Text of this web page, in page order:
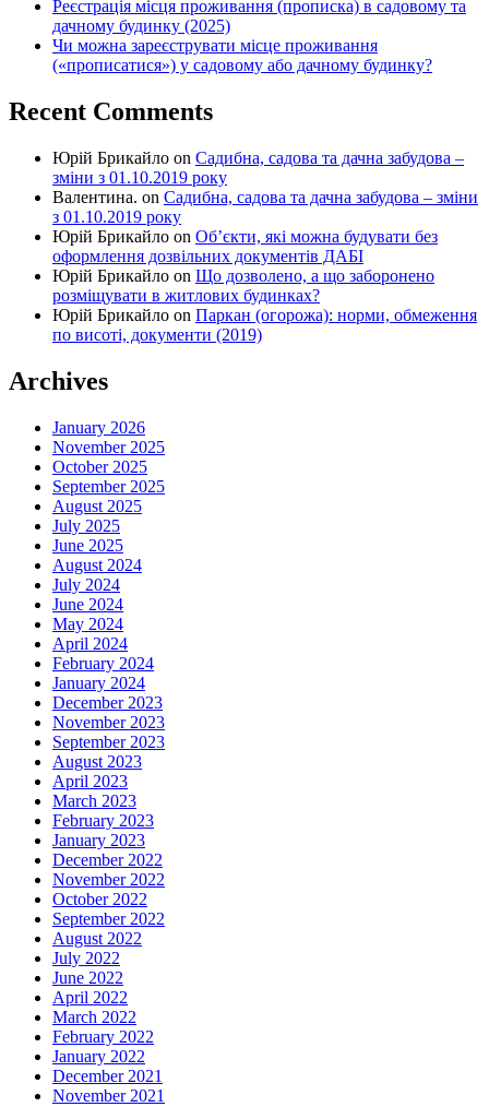
Реєстрація місця проживання (прописка) в садовому та
дачному будинку (2025)
Чи можна зареєструвати місце проживання
(«прописатися») у садовому або дачному будинку?
Recent Comments
Юрій Брикайло on Садибна, садова та дачна забудова –
зміни з 01.10.2019 року
Валентина. on Садибна, садова та дачна забудова – зміни
з 01.10.2019 року
Юрій Брикайло on Об’єкти, які можна будувати без
оформлення дозвільних документів ДАБІ
Юрій Брикайло on Що дозволено, а що заборонено
розміщувати в житлових будинках?
Юрій Брикайло on Паркан (огорожа): норми, обмеження
по висоті, документи (2019)
Archives
January 2026
November 2025
October 2025
September 2025
August 2025
July 2025
June 2025
August 2024
July 2024
June 2024
May 2024
April 2024
February 2024
January 2024
December 2023
November 2023
September 2023
August 2023
April 2023
March 2023
February 2023
January 2023
December 2022
November 2022
October 2022
September 2022
August 2022
July 2022
June 2022
April 2022
March 2022
February 2022
January 2022
December 2021
November 2021